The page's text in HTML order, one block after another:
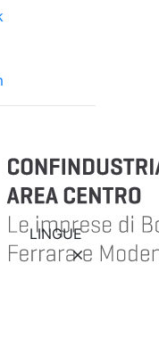
LINGUE